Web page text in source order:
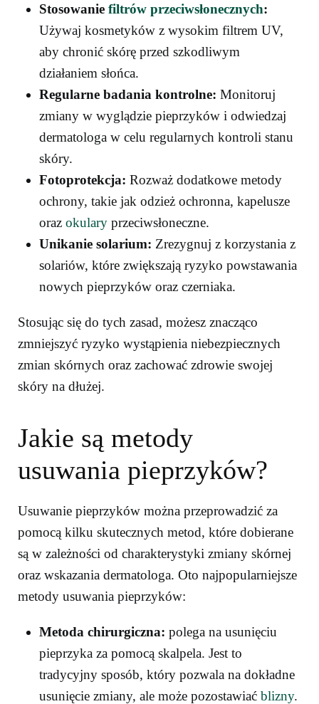
Stosowanie filtrów przeciwsłonecznych:
Używaj kosmetyków z wysokim filtrem UV,
aby chronić skórę przed szkodliwym
działaniem słońca.
Regularne badania kontrolne: Monitoruj
zmiany w wyglądzie pieprzyków i odwiedzaj
dermatologa w celu regularnych kontroli stanu
skóry.
Fotoprotekcja: Rozważ dodatkowe metody
ochrony, takie jak odzież ochronna, kapelusze
oraz okulary przeciwsłoneczne.
Unikanie solarium: Zrezygnuj z korzystania z
solariów, które zwiększają ryzyko powstawania
nowych pieprzyków oraz czerniaka.
Stosując się do tych zasad, możesz znacząco
zmniejszyć ryzyko wystąpienia niebezpiecznych
zmian skórnych oraz zachować zdrowie swojej
skóry na dłużej.
Jakie są metody
usuwania pieprzyków?
Usuwanie pieprzyków można przeprowadzić za
pomocą kilku skutecznych metod, które dobierane
są w zależności od charakterystyki zmiany skórnej
oraz wskazania dermatologa. Oto najpopularniejsze
metody usuwania pieprzyków:
Metoda chirurgiczna: polega na usunięciu
pieprzyka za pomocą skalpela. Jest to
tradycyjny sposób, który pozwala na dokładne
usunięcie zmiany, ale może pozostawiać blizny.